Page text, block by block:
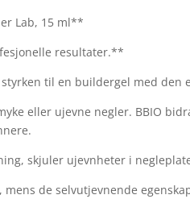
Lab, 15 ml**
resultater.**
til en buildergel med den
eller ujevne negler. BBIO
skjuler ujevnheter i
de selvutjevnende